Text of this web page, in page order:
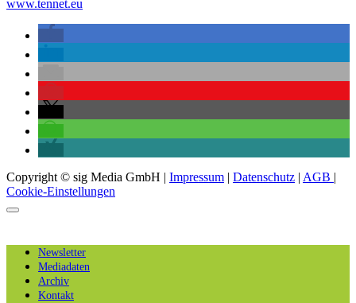
www.tennet.eu
Copyright © sig Media GmbH | Impressum | Datenschutz | AGB |
Cookie-Einstellungen
Newsletter
Mediadaten
Archiv
Kontakt